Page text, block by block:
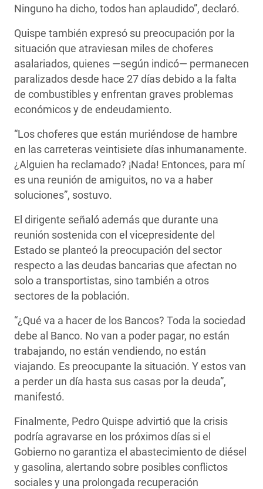
Ninguno ha dicho, todos han aplaudido”, declaró.
Quispe también expresó su preocupación por la
situación que atraviesan miles de choferes
asalariados, quienes —según indicó— permanecen
paralizados desde hace 27 días debido a la falta
de combustibles y enfrentan graves problemas
económicos y de endeudamiento.
“Los choferes que están muriéndose de hambre
en las carreteras veintisiete días inhumanamente.
¿Alguien ha reclamado? ¡Nada! Entonces, para mí
es una reunión de amiguitos, no va a haber
soluciones”, sostuvo.
El dirigente señaló además que durante una
reunión sostenida con el vicepresidente del
Estado se planteó la preocupación del sector
respecto a las deudas bancarias que afectan no
solo a transportistas, sino también a otros
sectores de la población.
“¿Qué va a hacer de los Bancos? Toda la sociedad
debe al Banco. No van a poder pagar, no están
trabajando, no están vendiendo, no están
viajando. Es preocupante la situación. Y estos van
a perder un día hasta sus casas por la deuda”,
manifestó.
Finalmente, Pedro Quispe advirtió que la crisis
podría agravarse en los próximos días si el
Gobierno no garantiza el abastecimiento de diésel
y gasolina, alertando sobre posibles conflictos
sociales y una prolongada recuperación